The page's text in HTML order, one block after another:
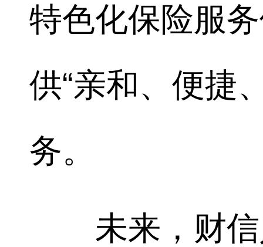
特色化保险服
供“亲和、便捷
务。
未来，财信